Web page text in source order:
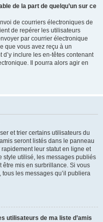
de la part de quelqu’un sur ce
de courriers électroniques de
de repérer les utilisateurs
par courrier électronique
que vous avez reçu à un
inclure les en-têtes contenant
Il pourra alors agir en
et trier certains utilisateurs du
seront listés dans le panneau
leur statut en ligne et
style utilisé, les messages publiés
mis en surbrillance. Si vous
les messages qu’il publiera
utilisateurs de ma liste d’amis